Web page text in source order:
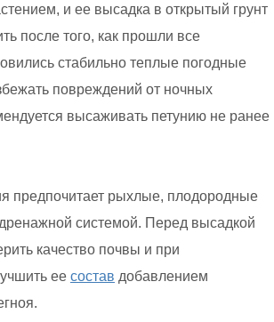
и ее высадка в открытый грунт
после того, как прошли все
стабильно теплые погодные
повреждений от ночных
высаживать петунию не ранее
предпочитает рыхлые, плодородные
системой. Перед высадкой
качество почвы и при
ее состав добавлением